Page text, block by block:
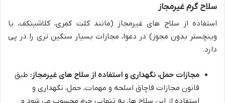
سلاح گرم غیرمجاز
استفاده از سلاح های غیرمجاز (مانند کلت کمری، کلاشینکف، یا
وینچستر بدون مجوز) در دعوا، مجازات بسیار سنگین تری را در پی
دارد.
مجازات حمل، نگهداری و استفاده از سلاح های غیرمجاز: طبق
قانون مجازات قاچاق اسلحه و مهمات، حمل، نگهداری و